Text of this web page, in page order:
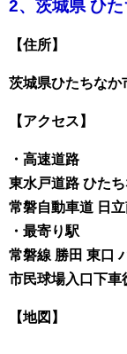
2、茨城県 ひ
【住所】
茨城県ひたちなか
【アクセス】
・高速道路
東水戸道路 ひた
常磐自動車道 日
・最寄り駅
常磐線 勝田 東口
市民球場入口下車
【地図】